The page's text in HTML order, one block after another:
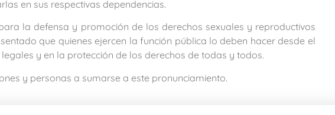
en sus respectivas dependencias.
la defensa y promoción de los derechos sexuales y reproductivos
que quienes ejercen la función pública lo deben hacer desde el
y en la protección de los derechos de todas y todos.
y personas a sumarse a este pronunciamiento.